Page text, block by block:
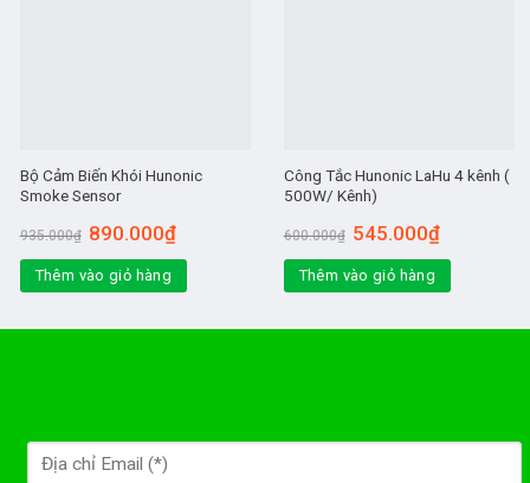
Bộ Cảm Biến Khói Hunonic
Smoke Sensor
935.000₫ Giá
gốc
là:
935.000₫.
890.000₫Giá
tại
890.000₫.
Thêm vào giỏ hàng
Công Tắc Hunonic LaHu 4 kênh (
500W/ Kênh)
600.000₫ Giá
gốc
là:
600.000₫.
545.000₫Giá
tại
545.000₫.
Thêm vào giỏ hàng